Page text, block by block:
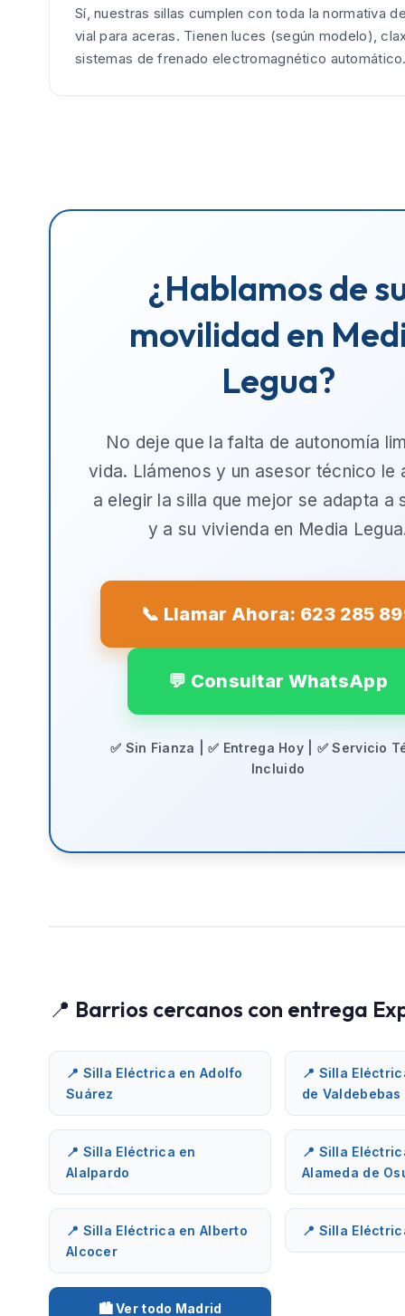
Sí, nuestras sillas cumplen con toda la normativa
vial para aceras. Tienen luces (según modelo),
sistemas de frenado electromagnético
¿Hablamos de
movilidad en
Legua?
No deje que la falta de autonomía
vida. Llámenos y un asesor técnico le
a elegir la silla que mejor se adapta a
y a su vivienda en Media Legua
📞 Llamar Ahora: 623 285
💬 Consultar WhatsApp
✅ Sin Fianza | ✅ Entrega Hoy | ✅ Servicio
Incluido
📍 Barrios cercanos con entrega
📍 Silla Eléctrica en Adolfo
Suárez
📍 Silla
de Valdebebas
📍 Silla Eléctrica en
Alalpardo
📍 Silla
Alameda de
📍 Silla Eléctrica en Alberto
Alcocer
📍 Silla
🏙️ Ver todo Madrid